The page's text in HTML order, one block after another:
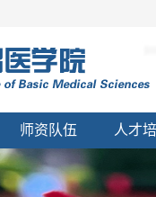
师资队伍 人才